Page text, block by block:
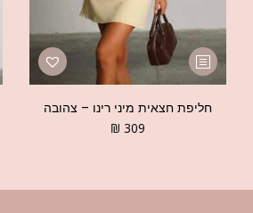
חליפת חצאית מיני רינו – צהובה
₪ 309